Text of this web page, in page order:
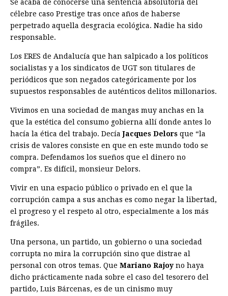
Se acaba de conocerse una sentencia absolutoria del
célebre caso Prestige tras once años de haberse
perpetrado aquella desgracia ecológica. Nadie ha sido
responsable.
Los ERES de Andalucía que han salpicado a los políticos
socialistas y a los sindicatos de UGT son titulares de
periódicos que son negados categóricamente por los
supuestos responsables de auténticos delitos millonarios.
Vivimos en una sociedad de mangas muy anchas en la
que la estética del consumo gobierna allí donde antes lo
hacía la ética del trabajo. DecíaJacques Delors que “la
crisis de valores consiste en que en este mundo todo se
compra. Defendamos los sueños que el dinero no
compra”. Es difícil, monsieur Delors.
Vivir en una espacio público o privado en el que la
corrupción campa a sus anchas es como negar la libertad,
el progreso y el respeto al otro, especialmente a los más
frágiles.
Una persona, un partido, un gobierno o una sociedad
corrupta no mira la corrupción sino que distrae al
personal con otros temas. Que Mariano Rajoyno haya
dicho prácticamente nada sobre el caso del tesorero del
partido, Luis Bárcenas, es de un cinismo muy